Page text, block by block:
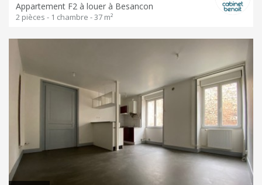
Appartement F2 à louer à Besancon
2 pièces - 1 chambre - 37 m²